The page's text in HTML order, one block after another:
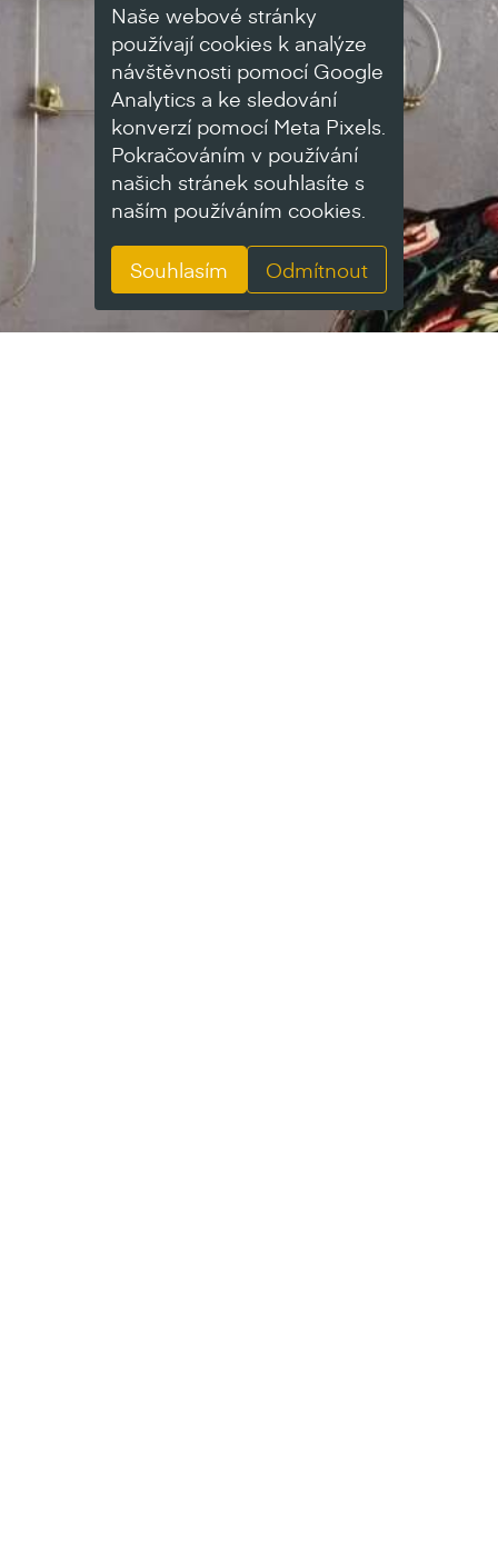
Naše webové stránky
používají cookies k analýze
návštěvnosti pomocí Google
Analytics a ke sledování
konverzí pomocí Meta Pixels.
Pokračováním v používání
našich stránek souhlasíte s
naším používáním cookies.
Souhlasím Odmítnout